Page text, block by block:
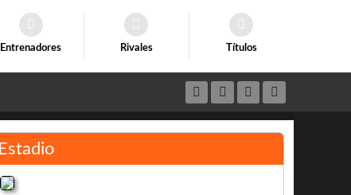
Entrenadores Rivales Títulos
Estadio